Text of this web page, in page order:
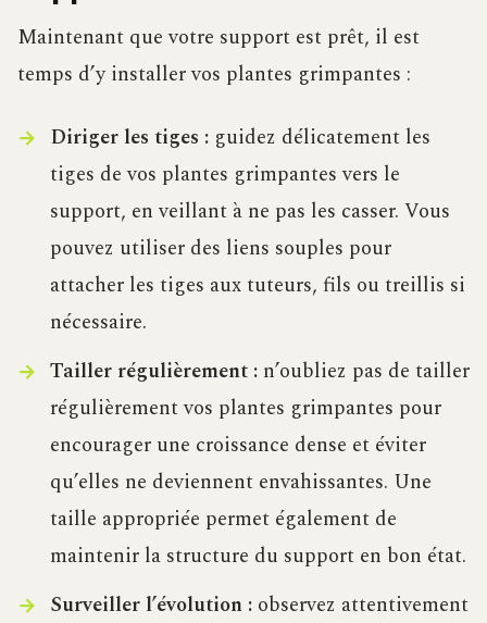
Maintenant que votre support est prêt, il est
temps d’y installer vos plantes grimpantes :
Diriger les tiges :guidez délicatement les
tiges de vos plantes grimpantes vers le
support, en veillant à ne pas les casser. Vous
pouvez utiliser des liens souples pour
attacher les tiges aux tuteurs, fils ou treillis si
nécessaire.
Tailler régulièrement :n’oubliez pas de tailler
régulièrement vos plantes grimpantes pour
encourager une croissance dense et éviter
qu’elles ne deviennent envahissantes. Une
taille appropriée permet également de
maintenir la structure du support en bon état.
Surveiller l’évolution :observez attentivement